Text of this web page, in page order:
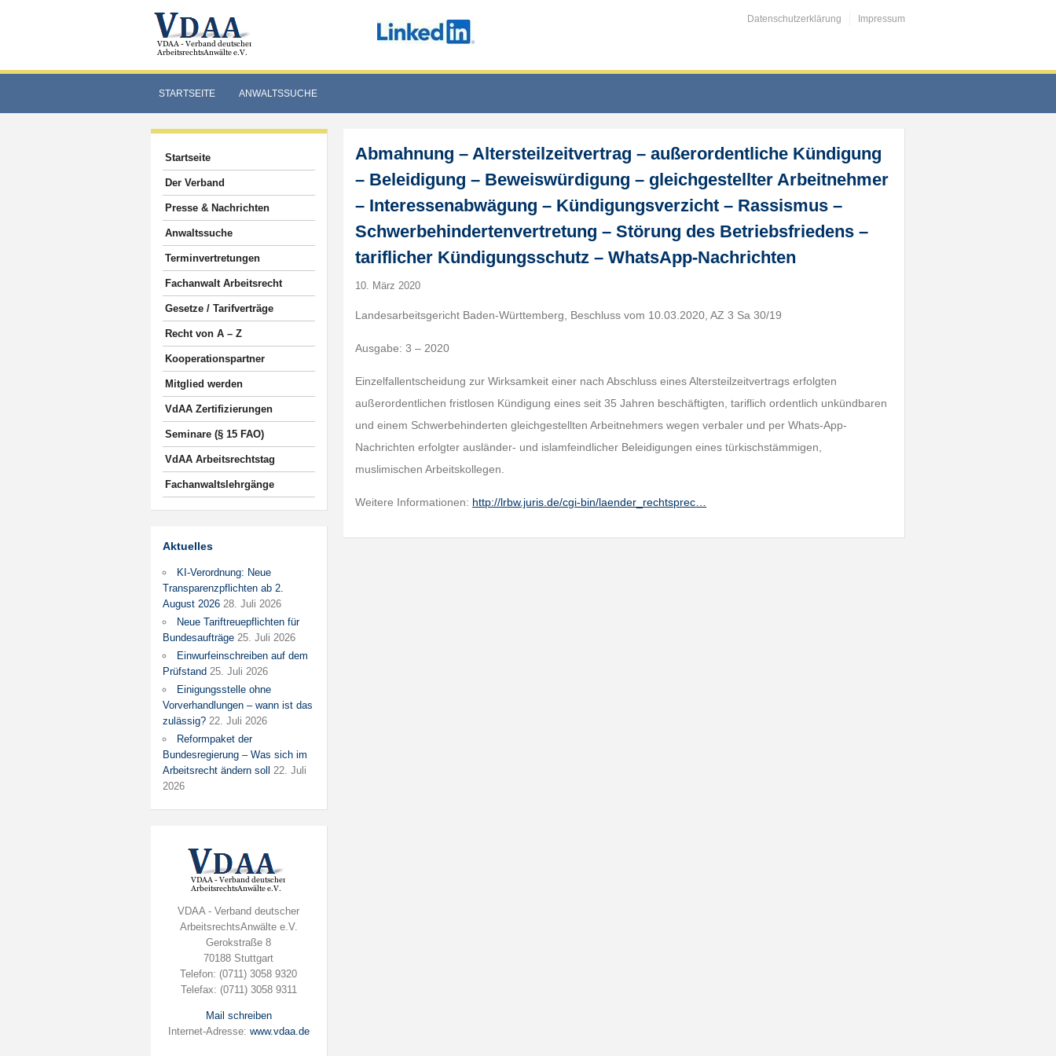
Datenschutzerklärung Impressum
STARTSEITE ANWALTSSUCHE
Startseite
Der Verband
Presse & Nachrichten
Anwaltssuche
Terminvertretungen
Fachanwalt Arbeitsrecht
Gesetze / Tarifverträge
Recht von A – Z
Kooperationspartner
Mitglied werden
VdAA Zertifizierungen
Seminare (§ 15 FAO)
VdAA Arbeitsrechtstag
Fachanwaltslehrgänge
Aktuelles
KI-Verordnung: Neue
Transparenzpflichten ab 2.
August 2026 28. Juli 2026
Neue Tariftreuepflichten für
Bundesaufträge 25. Juli 2026
Einwurfeinschreiben auf dem
Prüfstand 25. Juli 2026
Einigungsstelle ohne
Vorverhandlungen – wann ist das
zulässig? 22. Juli 2026
Reformpaket der
Bundesregierung – Was sich im
Arbeitsrecht ändern soll
22. Juli
2026
VDAA - Verband deutscher
ArbeitsrechtsAnwälte e.V.
Gerokstraße 8
70188 Stuttgart
Telefon: (0711) 3058 9320
Telefax: (0711) 3058 9311
Mail schreiben
Internet-Adresse: www.vdaa.de
Abmahnung – Altersteilzeitvertrag – außerordentliche Kündigung
– Beleidigung – Beweiswürdigung – gleichgestellter Arbeitnehmer
– Interessenabwägung – Kündigungsverzicht – Rassismus –
Schwerbehindertenvertretung – Störung des Betriebsfriedens –
tariflicher Kündigungsschutz – WhatsApp-Nachrichten
10. März 2020
Landesarbeitsgericht Baden-Württemberg, Beschluss vom 10.03.2020, AZ 3 Sa 30/19
Ausgabe: 3 – 2020
Einzelfallentscheidung zur Wirksamkeit einer nach Abschluss eines Altersteilzeitvertrags erfolgten
außerordentlichen fristlosen Kündigung eines seit 35 Jahren beschäftigten, tariflich ordentlich unkündbaren
und einem Schwerbehinderten gleichgestellten Arbeitnehmers wegen verbaler und per Whats-App-
Nachrichten erfolgter ausländer- und islamfeindlicher Beleidigungen eines türkischstämmigen,
muslimischen Arbeitskollegen.
Weitere Informationen: http://lrbw.juris.de/cgi-bin/laender_rechtsprec…